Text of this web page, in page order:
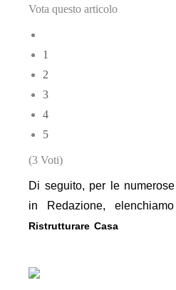
Vota questo articolo
1
2
3
4
5
(3 Voti)
Di seguito, per le
in Redazione,
Ristrutturare Casa